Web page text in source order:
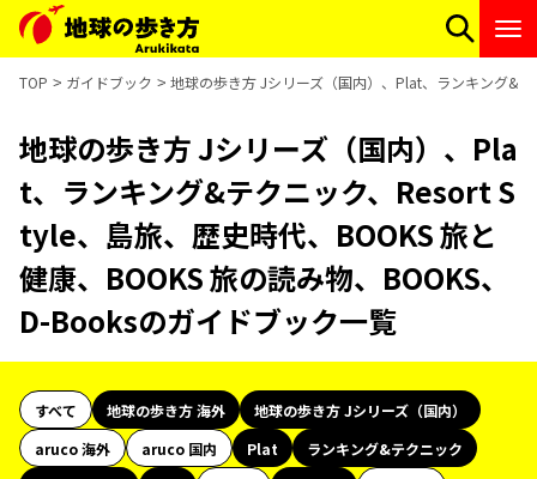
TOP ガイドブック 地球の歩き方 Jシリーズ（国内）、Plat、ランキング&
地球の歩き方 Jシリーズ（国内）、Pla
t、ランキング&テクニック、Resort S
tyle、島旅、歴史時代、BOOKS 旅と
健康、BOOKS 旅の読み物、BOOKS、
D-Booksのガイドブック一覧
すべて 地球の歩き方 海外
地球の歩き方 Jシリーズ（国内）
aruco 海外
aruco 国内 Plat
ランキング&テクニック